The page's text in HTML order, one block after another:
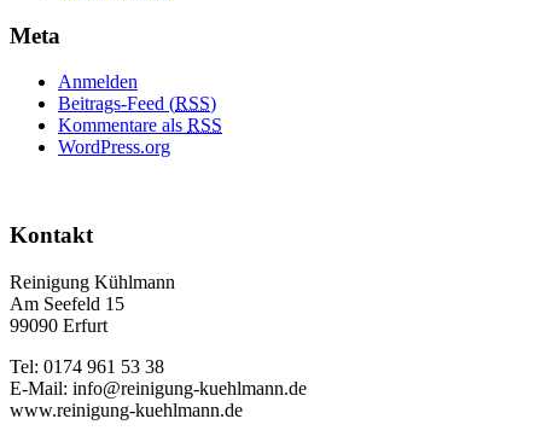
Meta
Anmelden
Beitrags-Feed (RSS)
Kommentare als RSS
WordPress.org
Kontakt
Reinigung Kühlmann
Am Seefeld 15
99090 Erfurt
Tel: 0174 961 53 38
E-Mail: info@reinigung-kuehlmann.de
www.reinigung-kuehlmann.de